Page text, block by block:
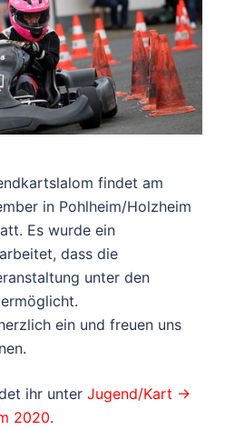
findet am
in Pohlheim/Holzheim
Es wurde ein
dass die
unter den
ein und freuen uns
ihr unter Jugend/Kart ->
2020.